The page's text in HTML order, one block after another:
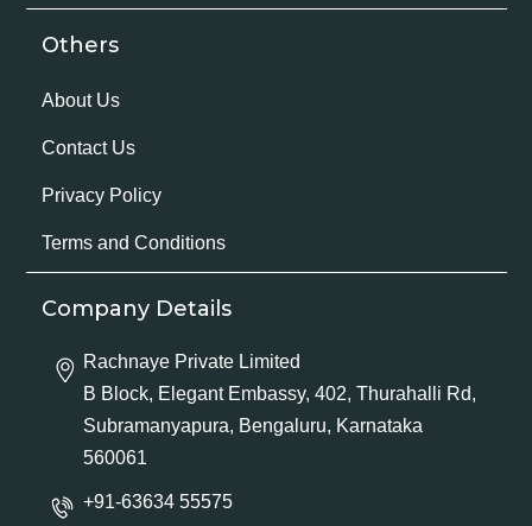
Others
About Us
Contact Us
Privacy Policy
Terms and Conditions
Company Details
Rachnaye Private Limited
B Block, Elegant Embassy, 402, Thurahalli Rd,
Subramanyapura, Bengaluru, Karnataka
560061
+91-63634 55575